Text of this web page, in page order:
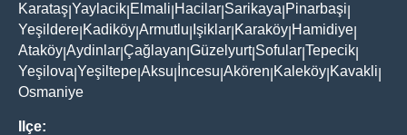
Karataş Yaylacik Elmali Hacilar Sarikaya Pinarbaşi
Yeşildere Kadiköy Armutlu Işiklar Karaköy Hamidiye
Ataköy Aydinlar Çağlayan Güzelyurt| Sofular Tepecik
Yeşilova Yeşiltepe Aksu İncesu Akören Kaleköy Kavakli
Osmaniye
Ilçe: